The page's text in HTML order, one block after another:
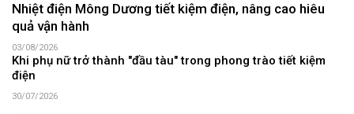
Nhiệt điện Mông Dương tiết kiệm điện, nâng cao hiêu
quả vận hành
03/08/2026
Khi phụ nữ trở thành "đầu tàu" trong phong trào tiết kiệm
điện
30/07/2026